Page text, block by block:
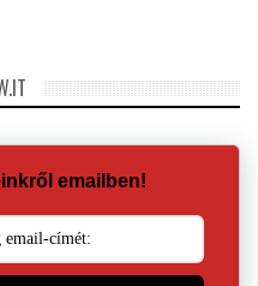
emailben!